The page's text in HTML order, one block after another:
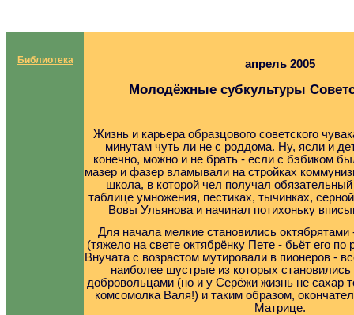
Библиотека апрель 2005
Молодёжные субкультуры
Жизнь и карьера образцового советского
минутам чуть ли не с роддома. Ну, ясли и
конечно, можно и не брать - если с бэбиком
мазер и фазер вламывали на стройках
школа, в которой чел получал
таблице умножения, пестиках, тычинках,
Вовы Ульянова и начинал потихоньку
Для начала мелкие становились
(тяжело на свете октябрёнку Пете - бьёт его
Внучата с возрастом мутировали в пионеров -
наиболее шустрые из которых
добровольцами (но и у Серёжи жизнь не сахар
комсомолка Валя!) и таким образом,
Матрице.